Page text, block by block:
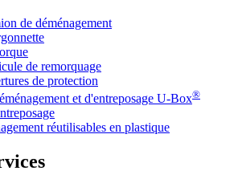
de déménagement
de remorquage
de protection
et d'entreposage U-Box®
réutilisables en plastique